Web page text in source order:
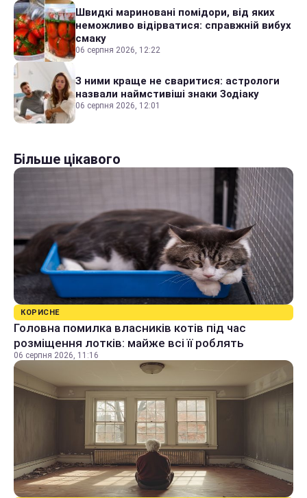
Швидкі мариновані помідори, від яких
неможливо відірватися: справжній вибух
смаку
06 серпня 2026, 12:22
З ними краще не сваритися: астрологи
назвали наймстивіші знаки Зодіаку
06 серпня 2026, 12:01
Більше цікавого
КОРИСНЕ
Головна помилка власників котів під час
розміщення лотків: майже всі її роблять
06 серпня 2026, 11:16